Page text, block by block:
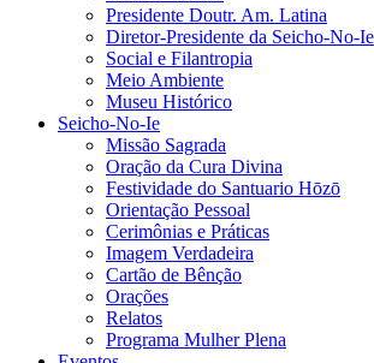
Presidente Doutr. Am. Latina
Diretor-Presidente da Seicho-No-
Social e Filantropia
Meio Ambiente
Museu Histórico
Seicho-No-Ie
Missão Sagrada
Oração da Cura Divina
Festividade do Santuario Hōzō
Orientação Pessoal
Cerimônias e Práticas
Imagem Verdadeira
Cartão de Bênção
Orações
Relatos
Programa Mulher Plena